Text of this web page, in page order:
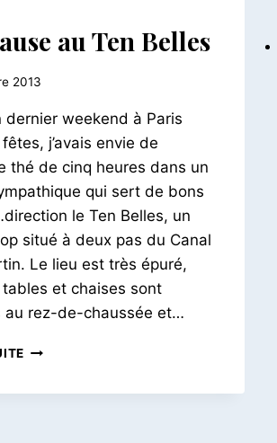
au Ten Belles
2013
dernier weekend à Paris
j’avais envie de
thé de cinq heures dans un
qui sert de bons
le Ten Belles, un
situé à deux pas du Canal
Le lieu est très épuré,
et chaises sont
au rez-de-chaussée et…
UNE